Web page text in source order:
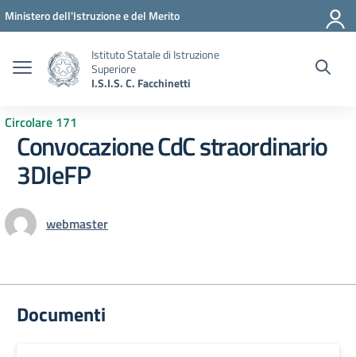
Vai ai contenuti
Vai al menu di navigazione
Vai al footer
Ministero dell'Istruzione e del Merito
Istituto Statale di Istruzione
Superiore
I.S.I.S. C. Facchinetti
Circolare 171
Convocazione CdC straordinario
3DIeFP
webmaster
Documenti